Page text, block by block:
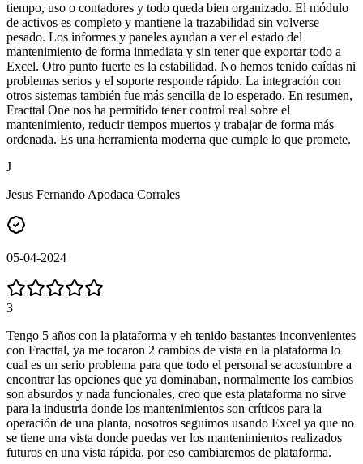
tiempo, uso o contadores y todo queda bien organizado. El módulo
de activos es completo y mantiene la trazabilidad sin volverse
pesado. Los informes y paneles ayudan a ver el estado del
mantenimiento de forma inmediata y sin tener que exportar todo a
Excel. Otro punto fuerte es la estabilidad. No hemos tenido caídas ni
problemas serios y el soporte responde rápido. La integración con
otros sistemas también fue más sencilla de lo esperado. En resumen,
Fracttal One nos ha permitido tener control real sobre el
mantenimiento, reducir tiempos muertos y trabajar de forma más
ordenada. Es una herramienta moderna que cumple lo que promete.
J
Jesus Fernando Apodaca Corrales
05-04-2024
3
Tengo 5 años con la plataforma y eh tenido bastantes inconvenientes
con Fracttal, ya me tocaron 2 cambios de vista en la plataforma lo
cual es un serio problema para que todo el personal se acostumbre a
encontrar las opciones que ya dominaban, normalmente los cambios
son absurdos y nada funcionales, creo que esta plataforma no sirve
para la industria donde los mantenimientos son críticos para la
operación de una planta, nosotros seguimos usando Excel ya que no
se tiene una vista donde puedas ver los mantenimientos realizados
futuros en una vista rápida, por eso cambiaremos de plataforma.